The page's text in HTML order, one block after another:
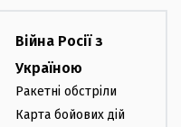
Війна Росії з
Україною
Ракетні обстріли
Карта бойових дій